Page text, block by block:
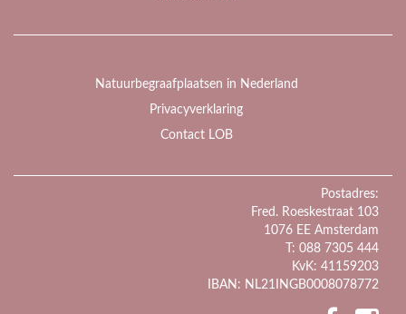
Natuurbegraafplaatsen in Nederland
Privacyverklaring
Contact LOB
Postadres:
Fred. Roeskestraat 103
1076 EE Amsterdam
T: 088 7305 444
KvK: 41159203
IBAN: NL21INGB0008078772